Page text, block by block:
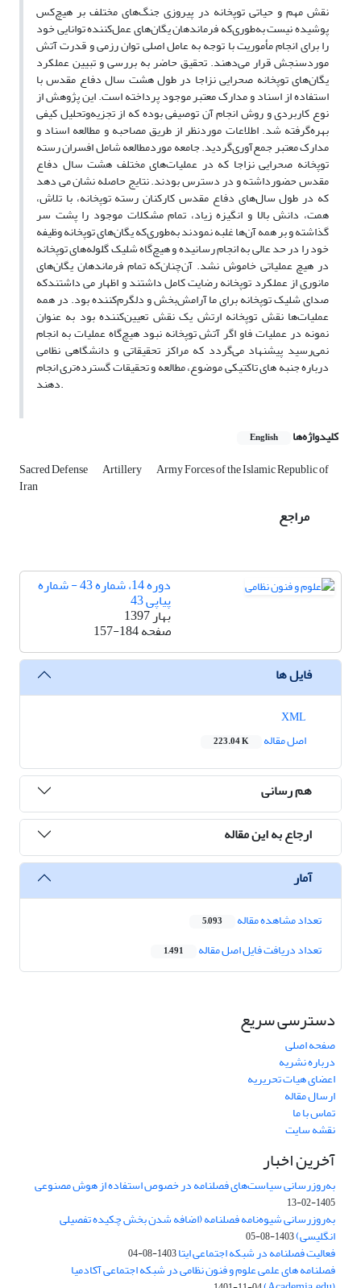
نقش مهم و حیاتی توپخانه در پیروزی جنگ‌های مختلف بر هیچ‌کس
پوشیده نیست به‌طوری‌که فرماندهان یگان‌های عمل‌کننده توانایی خود
را برای انجام مأموریت با توجه به عامل اصلی توان رزمی و قدرت آتش
موردسنجش قرار می‌دهند. تحقیق حاضر به بررسی و تبیین عملکرد
یگان‌های توپخانه صحرایی نزاجا در طول هشت سال دفاع مقدس با
استفاده از اسناد و مدارک معتبر موجود پرداخته است. این پژوهش از
نوع کاربردی و روش انجام آن توصیفی بوده که از تجزیه‌وتحلیل کیفی
بهره‌گرفته شد. اطلاعات موردنظر از طریق مصاحبه و مطالعه اسناد و
مدارک معتبر جمع‌آوری‌گردید. جامعه موردمطالعه شامل افسران رسته
توپخانه صحرایی نزاجا که در عملیات‌های مختلف هشت سال دفاع
مقدس حضورداشته‌ و در دسترس بودند. نتایج حاصله نشان می دهد
که در طول سال‌های دفاع مقدس کارکنان رسته توپخانه، با تلاش،
همت، دانش بالا و انگیزه زیاد، تمام مشکلات موجود را پشت سر
گذاشته و بر همه آن‌ها غلبه نمودند به‌طوری‌که یگان‌های توپخانه وظیفه
خود را در حد عالی به انجام رسانیده و هیچ‌گاه شلیک گلوله‌های توپخانه
در هیچ عملیاتی خاموش نشد. آن‌چنان‌که تمام فرماندهان یگان‌های
مانوری از عملکرد توپخانه رضایت کامل داشتند و اظهار می داشتندکه
صدای شلیک توپخانه برای ما آرامش‌بخش و دلگرم‌کننده بود. در همه
عملیات‌ها نقش توپخانه ارتش یک نقش تعیین‌کننده بود به عنوان
نمونه در عملیات فاو اگر آتش توپخانه نبود هیچ‌گاه عملیات به انجام
نمی‌رسید پیشنهاد می‌گردد که مراکز تحقیقاتی و دانشگاهی نظامی
درباره جنبه های تاکتیکی موضوع، مطالعه و تحقیقات گسترده‌تری انجام
دهند.
کلیدواژه‌ها English
Sacred Defense Artillery Army Forces of the Islamic Republic of
Iran
مراجع
دوره 14، شماره 43 - شماره
پیاپی 43
بهار 1397
صفحه157-184
فایل ها
اصل مقاله
223.04 K
هم رسانی
ارجاع به این مقاله
آمار
تعداد مشاهده مقاله 5,093
تعداد دریافت فایل اصل مقاله 1,491
دسترسی سریع
صفحه اصلی
درباره نشریه
اعضای هیات تحریریه
ارسال مقاله
تماس با ما
نقشه سایت
آخرین اخبار
به‌روزرسانی سیاست‌های فصلنامه در خصوص استفاده از هوش مصنوعی
1405-02-13
به‌روزرسانی شیوه‌نامه فصلنامه (اضافه شدن بخش چکیده تفصیلی
انگلیسی)1403-08-05
فعالیت فصلنامه در شبکه اجتماعی ایتا1403-08-04
فصلنامه های علمی علوم و فنون نظامی در شبکه اجتماعی آکادمیا